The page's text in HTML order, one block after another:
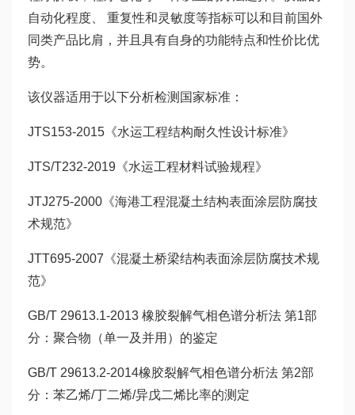
自动化程度、 重复性和灵敏度等指标可以和目前国外
同类产品比肩，并且具有自身的功能特点和性价比优
势。
该仪器适用于以下分析检测国家标准：
JTS153-2015《水运工程结构耐久性设计标准》
JTS/T232-2019《水运工程材料试验规程》
JTJ275-2000《海港工程混凝土结构表面涂层防腐技
术规范》
JTT695-2007《混凝土桥梁结构表面涂层防腐技术规
范》
GB/T 29613.1-2013 橡胶裂解气相色谱分析法 第1部
分：聚合物（单一及并用）的鉴定
GB/T 29613.2-2014橡胶裂解气相色谱分析法 第2部
分：苯乙烯/丁二烯/异戊二烯比率的测定